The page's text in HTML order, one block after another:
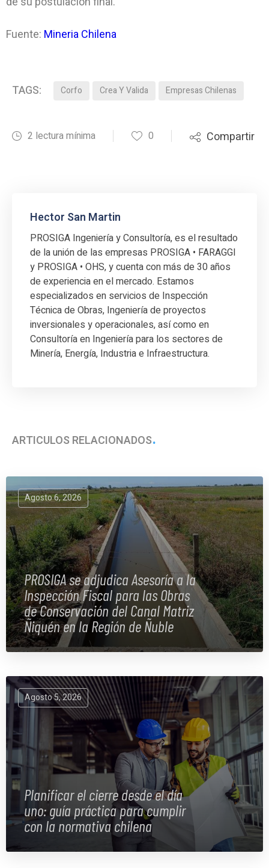
Fuente: Mineria Chilena
TAGS: Corfo Crea Y Valida Empresas Chilenas
2 lectura mínima 0 Compartir
Hector San Martin
PROSIGA Ingeniería y Consultoría, es el resultado
de la unión de las empresas PROSIGA • FARAGGI
y PROSIGA • OHS, y cuenta con más de 30 años
de experiencia en el mercado. Estamos
especializados en servicios de Inspección
Técnica de Obras, Ingeniería de proyectos
inversionales y operacionales, así como en
Consultoría en Ingeniería para los sectores de
Minería, Energía, Industria e Infraestructura.
ARTÍCULOS RELACIONADOS
Agosto 6, 2026
PROSIGA se adjudica Asesoría a la
Inspección Fiscal para las Obras
de Conservación del Canal Matriz
Ñiquén en la Región de Ñuble
Agosto 5, 2026
Planificar el cierre desde el día
uno: guía práctica para cumplir
con la normativa chilena